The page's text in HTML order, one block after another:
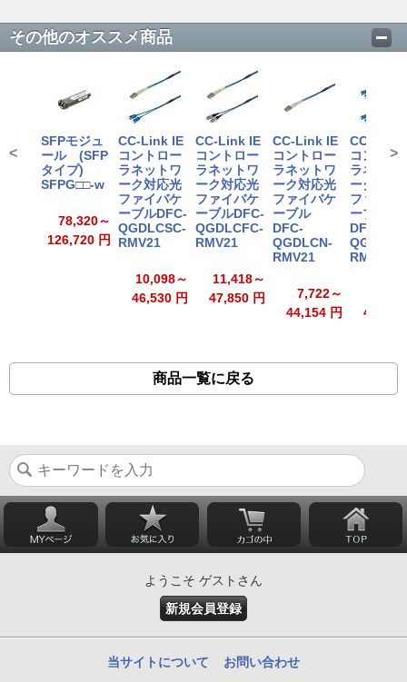
その他のオススメ商品
SFPモジュ
ール (SFP
タイプ)
SFPG□□-w
78,320～
126,720 円
CC-Link IE
コントロー
ラネットワ
ーク対応光
ファイバケ
ーブルDFC-
QGDLCSC-
RMV21
10,098～
46,530 円
CC-Link IE
コントロー
ラネットワ
ーク対応光
ファイバケ
ーブルDFC-
QGDLCFC-
RMV21
11,418～
47,850 円
CC-Link IE
コントロー
ラネットワ
ーク対応光
ファイバケ
ーブル
DFC-
QGDLCN-
RMV21
7,722～
44,154 円
CC-Link
コントロ
ラネット
ーク対応
ファイバ
ーブル
DFC-
RMV21
46,332
< >
商品一覧に戻る
ようこそ ゲストさん
新規会員登録
当サイトについて お問い合わせ